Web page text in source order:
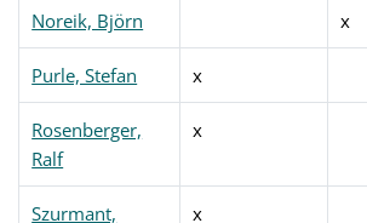
Noreik, Björn x
Purle, Stefan x
Rosenberger,
Ralf
x
Szurmant,
x